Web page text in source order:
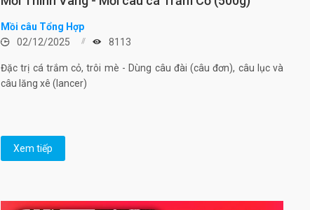
Mồi câu Tổng Hợp
02/12/2025
8113
Đặc trị cá trắm cỏ, trôi mè - Dùng câu đài (câu đơn), câu lục và
câu lăng xê (lancer)
Xem tiếp